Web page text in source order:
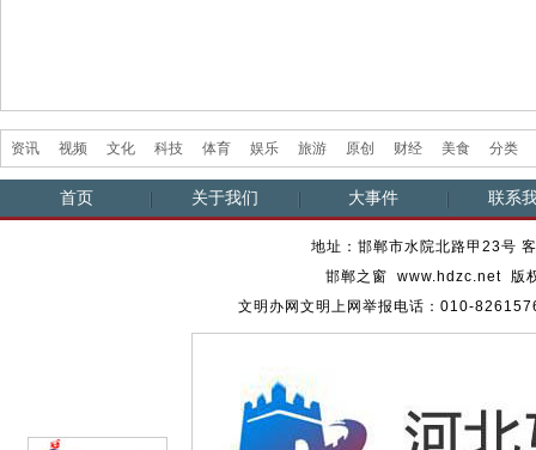
资讯 视频 文化 科技 体育 娱乐 旅游 原创 财经 美食 分类
首页 关于我们 大事件 联系
地址：邯郸市水院北路甲23号
邯郸之窗 www.hdzc.net 版
文明办网文明上网举报电话：010-